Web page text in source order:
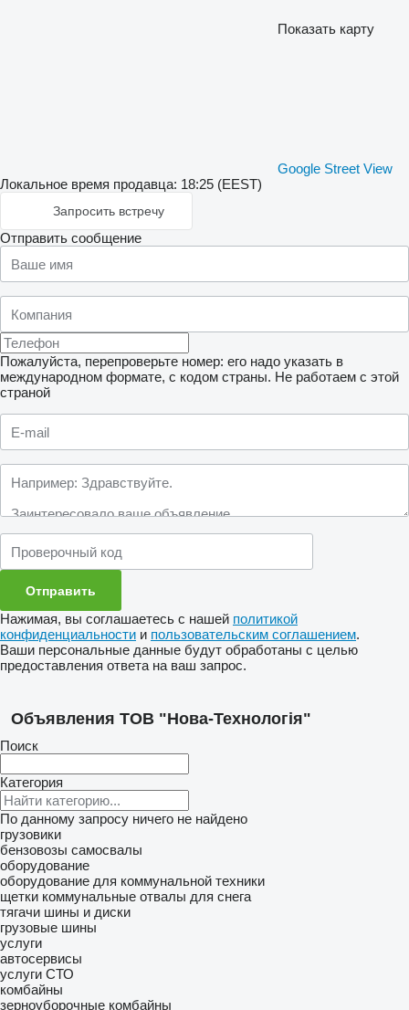
Показать карту
Google Street View
Локальное время продавца: 18:25 (EEST)
Запросить встречу
Отправить сообщение
Пожалуйста, перепроверьте номер: его надо указать в
международном формате, с кодом страны. Не работаем с этой
страной
Нажимая, вы соглашаетесь с нашей политикой
конфиденциальности и пользовательским соглашением.
Ваши персональные данные будут обработаны с целью
предоставления ответа на ваш запрос.
Объявления ТОВ "Нова-Технологія"
Поиск
Категория
По данному запросу ничего не найдено
грузовики
бензовозы самосвалы
оборудование
оборудование для коммунальной техники
щетки коммунальные отвалы для снега
тягачи шины и диски
грузовые шины
услуги
автосервисы
услуги СТО
комбайны
зерноуборочные комбайны